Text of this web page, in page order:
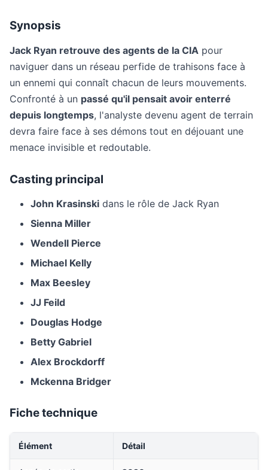
Synopsis
Jack Ryan retrouve des agents de la CIA pour
naviguer dans un réseau perfide de trahisons face à
un ennemi qui connaît chacun de leurs mouvements.
Confronté à un passé qu'il pensait avoir enterré
depuis longtemps, l'analyste devenu agent de terrain
devra faire face à ses démons tout en déjouant une
menace invisible et redoutable.
Casting principal
John Krasinski dans le rôle de Jack Ryan
Sienna Miller
Wendell Pierce
Michael Kelly
Max Beesley
JJ Feild
Douglas Hodge
Betty Gabriel
Alex Brockdorff
Mckenna Bridger
Fiche technique
Élément Détail